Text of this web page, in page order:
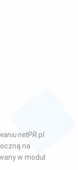
netPR.pl
na
w moduł.